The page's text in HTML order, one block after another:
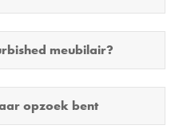
meubilair?
opzoek bent